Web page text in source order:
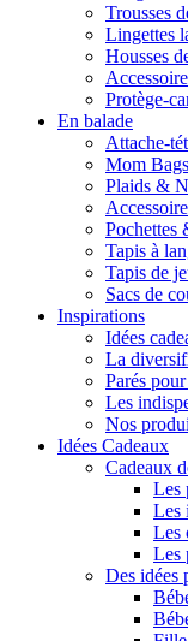
Trousses
Lingettes
Housses
Protège-
En balade
Attache-
Mom Bags
Plaids &
Pochettes
Tapis à
Tapis de
Sacs de
Inspirations
Idées
La
Parés
Les
Nos
Idées Cadeaux
Cadeaux
Les
Les
Les
Les
Des